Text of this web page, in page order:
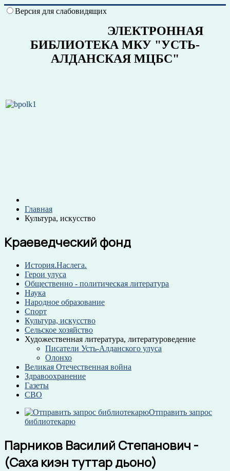
Версия для слабовидящих
ЭЛЕКТРОННАЯ
БИБЛИОТЕКА МКУ "УСТЬ-
АЛДАНСКАЯ МЦБС"
Главная
Культура, искусство
Краеведческий фонд
История.Наслега.
Герои улуса
Общественно - политическая литература
Наука
Народное образование
Спорт
Культура, искусство
Сельское хозяйство
Художественная литература, литературоведение
Писатели Усть-Алданского улуса
Олонхо
Великая Отечественная война
Здравоохранение
Газеты
СВО
Отправить запрос
библиотекарю
Парников Василий Степанович -
(Саха киэн туттар дьоно)